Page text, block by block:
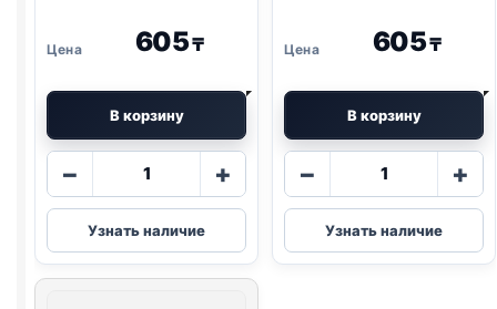
605₸
В корзину
−
Количество
Gourmet
Gold
ж/
+
Узнать наличие
605₸
В корзину
−
Количество
Gourmet
Gold
ж/
+
Узнать наличие